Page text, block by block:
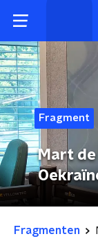
Fragment
Mart
Fragmenten